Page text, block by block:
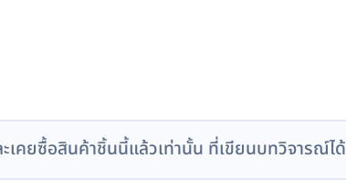
ะเคยซื้อสินค้าชิ้นนี้แล้วเท่านั้น ที่เขียนบทวิจารณ์ได้